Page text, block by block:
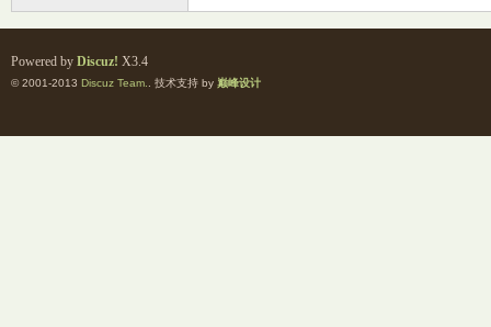
Powered by Discuz! X3.4
© 2001-2013 Discuz Team. . 技术支持 by 巅峰设计